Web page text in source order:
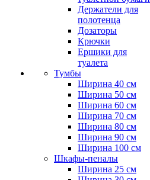
Держатели для
полотенца
Дозаторы
Крючки
Ершики для
туалета
Тумбы
Ширина 40 см
Ширина 50 см
Ширина 60 см
Ширина 70 см
Ширина 80 см
Ширина 90 см
Ширина 100 см
Шкафы-пеналы
Ширина 25 см